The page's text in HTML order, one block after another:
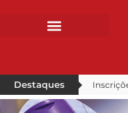
Destaques